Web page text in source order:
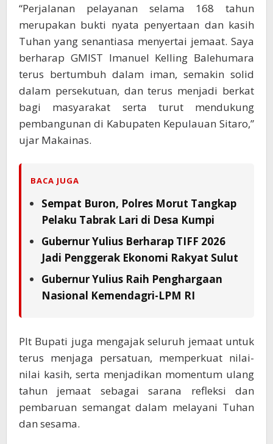
“Perjalanan pelayanan selama 168 tahun
merupakan bukti nyata penyertaan dan kasih
Tuhan yang senantiasa menyertai jemaat. Saya
berharap GMIST Imanuel Kelling Balehumara
terus bertumbuh dalam iman, semakin solid
dalam persekutuan, dan terus menjadi berkat
bagi masyarakat serta turut mendukung
pembangunan di Kabupaten Kepulauan Sitaro,”
ujar Makainas.
BACA JUGA
Sempat Buron, Polres Morut Tangkap
Pelaku Tabrak Lari di Desa Kumpi
Gubernur Yulius Berharap TIFF 2026
Jadi Penggerak Ekonomi Rakyat Sulut
Gubernur Yulius Raih Penghargaan
Nasional Kemendagri-LPM RI
Plt Bupati juga mengajak seluruh jemaat untuk
terus menjaga persatuan, memperkuat nilai-
nilai kasih, serta menjadikan momentum ulang
tahun jemaat sebagai sarana refleksi dan
pembaruan semangat dalam melayani Tuhan
dan sesama.